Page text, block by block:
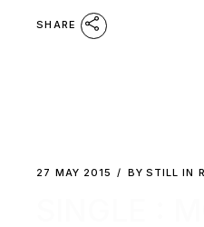
SHARE
27 MAY 2015 BY STILL IN